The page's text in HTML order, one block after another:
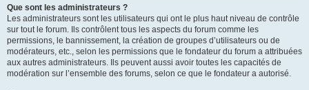
Que sont les administrateurs ?
Les administrateurs sont les utilisateurs qui ont le plus haut niveau de contrôle
sur tout le forum. Ils contrôlent tous les aspects du forum comme les
permissions, le bannissement, la création de groupes d’utilisateurs ou de
modérateurs, etc., selon les permissions que le fondateur du forum a attribuées
aux autres administrateurs. Ils peuvent aussi avoir toutes les capacités de
modération sur l’ensemble des forums, selon ce que le fondateur a autorisé.